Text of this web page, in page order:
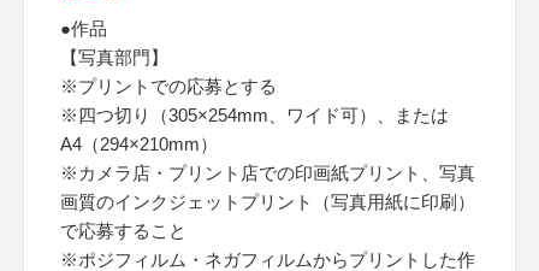
●作品
【写真部門】
※プリントでの応募とする
※四つ切り（305×254mm、ワイド可）、または
A4（294×210mm）
※カメラ店・プリント店での印画紙プリント、写真
画質のインクジェットプリント（写真用紙に印刷）
で応募すること
※ポジフィルム・ネガフィルムからプリントした作